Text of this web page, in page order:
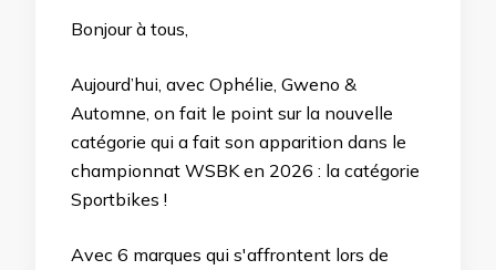
Bonjour à tous,
Aujourd’hui, avec Ophélie, Gweno &
Automne, on fait le point sur la nouvelle
catégorie qui a fait son apparition dans le
championnat WSBK en 2026 : la catégorie
Sportbikes !
Avec 6 marques qui s'affrontent lors de